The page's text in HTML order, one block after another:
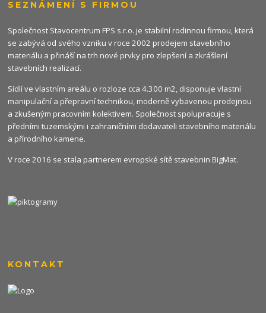
SEZNÁMENÍ S FIRMOU
Společnost Stavocentrum FPS s.r.o. je stabilní rodinnou firmou, která
se zabývá od svého vzniku v roce 2002 prodejem stavebního
materiálu a přináší na trh nové prvky pro zlepšení a zkrášlení
stavebních realizací.
Sídlí ve vlastním areálu o rozloze cca 4.300 m2, disponuje vlastní
manipulační a přepravní technikou, moderně vybavenou prodejnou
a zkušeným pracovním kolektivem. Společnost spolupracuje s
předními tuzemskými i zahraničními dodavateli stavebního materiálu
a přírodního kamene.
V roce 2016 se stala partnerem evropské sítě stavebnin BigMat.
KONTAKT